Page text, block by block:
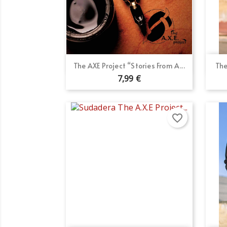
The AXE Project “Stories From A...
7,99 €
Vista rápida
favorite_border